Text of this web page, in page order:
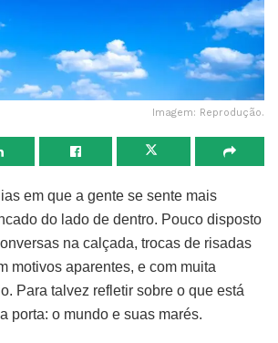
Imagem: Reprodução.
em que a gente se sente mais
do lado de dentro. Pouco disposto
na calçada, trocas de risadas
motivos aparentes, e com muita
Para talvez refletir sobre o que está
porta: o mundo e suas marés.